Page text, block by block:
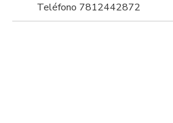
Teléfono 7812442872